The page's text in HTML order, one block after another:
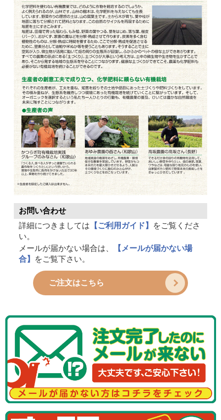
お問い合わせ
詳細につきましては 【ご利用ガイド】
をご覧くださ
い。
メールが届かない場合は、
【メールが届かない場
合】
をご覧下さい。
ご注文はこちら